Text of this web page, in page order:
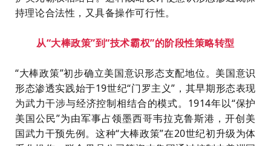
持理论合法性，又具备操作可行性。
从“大棒政策”到“技术霸权”的阶段性策略转型
“大棒政策”初步确立美国意识形态支配地位。美国意识
形态渗透实践始于19世纪“门罗主义”，其早期形态表现
为武力干涉与经济控制相结合的模式。1914年以“保护
美国公民”为由军事占领墨西哥韦拉克鲁斯港，开创美
国武力干预先例。这种“大棒政策”在20世纪初升级为体